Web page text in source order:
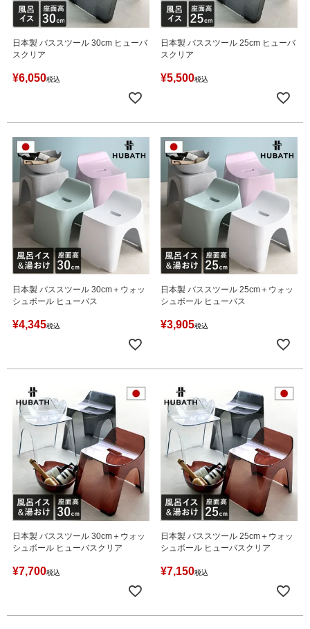
日本製 バススツール 30cm ヒューバ
スクリア
¥6,050税込
日本製 バススツール 25cm ヒューバ
スクリア
¥5,500税込
日本製 バススツール 30cm＋ウォッ
シュボール ヒューバス
¥4,345税込
日本製 バススツール 25cm＋ウォッ
シュボール ヒューバス
¥3,905税込
日本製 バススツール 30cm＋ウォッ
シュボール ヒューバスクリア
¥7,700税込
日本製 バススツール 25cm＋ウォッ
シュボール ヒューバスクリア
¥7,150税込